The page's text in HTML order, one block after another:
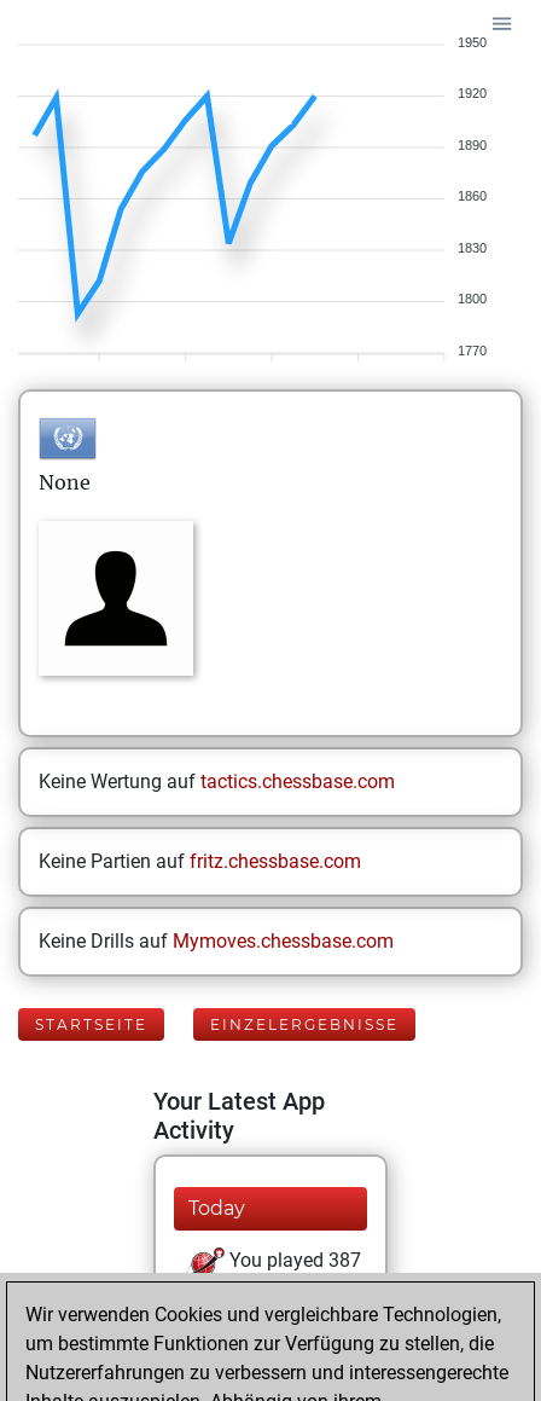
1950
1920
1890
1860
1830
1800
1770
None
Keine Wertung auf tactics.chessbase.com
Keine Partien auf fritz.chessbase.com
Keine Drills auf Mymoves.chessbase.com
STARTSEITE EINZELERGEBNISSE
Your Latest App
Activity
Today
You played 387
You scored
+176 =4 -207 in
bullet
Wir verwenden Cookies und vergleichbare Technologien,
um bestimmte Funktionen zur Verfügung zu stellen, die
Nutzererfahrungen zu verbessern und interessengerechte